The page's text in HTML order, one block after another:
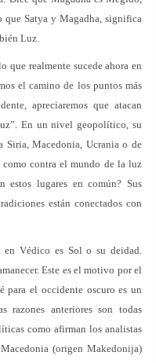
que Satya y Magadha, significa
Luz.
que realmente sucede ahora en
el camino de los puntos más
apreciaremos que atacan
En un nivel geopolítico, su
Macedonia, Ucrania o de
como contra el mundo de la luz
lugares en común? Sus
están conectados con
Védico es Sol o su deidad.
Este es el motivo por el
para el occidente oscuro es un
razones anteriores son todas
como afirman los analistas
(origen Makedonija)